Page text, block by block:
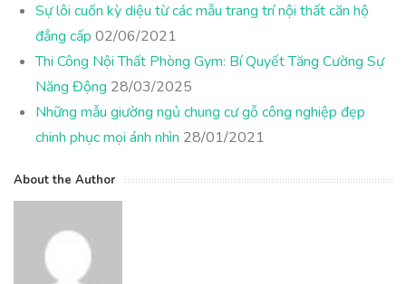
Sự lôi cuốn kỳ diệu từ các mẫu trang trí nội thất căn hộ
đẳng cấp 02/06/2021
Thi Công Nội Thất Phòng Gym: Bí Quyết Tăng Cường Sự
Năng Động 28/03/2025
Những mẫu giường ngủ chung cư gỗ công nghiệp đẹp
chinh phục mọi ánh nhìn 28/01/2021
About the Author